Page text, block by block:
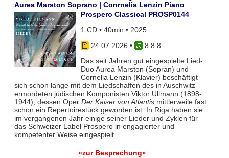
Aurea Marston Soprano | Conrnelia Lenzin Piano
Prospero Classical PROSP0144
1 CD • 40min • 2025
24.07.2026 •
8 8 8
Das seit Jahren gut eingespielte Lied-
Duo Aurea Marston (Sopran) und
Cornelia Lenzin (Klavier) beschäftigt
sich schon lange mit dem Liedschaffen des in Auschwitz
ermordeten jüdischen Komponisten Viktor Ullmann (1898-
1944), dessen Oper Der Kaiser von Atlantismittlerweile fast
schon ein Repertoirestück geworden ist. In Riga haben sie
im vergangenen Jahr einige seiner Lieder und Zyklen für
das Schweizer Label Prospero in engagierter und
kompetenter Weise eingespielt.
»zur Besprechung«